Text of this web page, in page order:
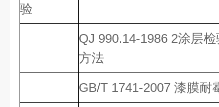
验
QJ 990.14-1986 2涂层
方法
GB/T 1741-2007 漆膜耐